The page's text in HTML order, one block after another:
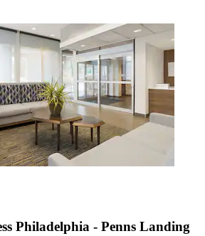
Philadelphia - Penns Landing